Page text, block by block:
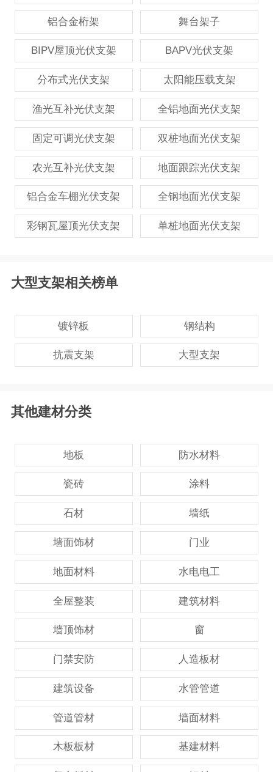
铝合金桁架 舞台架子
BIPV屋顶光伏支架 BAPV光伏支架
分布式光伏支架 太阳能压载支架
渔光互补光伏支架 全铝地面光伏支架
固定可调光伏支架 双桩地面光伏支架
农光互补光伏支架 地面跟踪光伏支架
铝合金车棚光伏支架 全钢地面光伏支架
彩钢瓦屋顶光伏支架 单桩地面光伏支架
大型支架相关榜单
镀锌板 钢结构
抗震支架 大型支架
其他建材分类
地板 防水材料
瓷砖 涂料
石材 墙纸
墙面饰材 门业
地面材料 水电电工
全屋整装 建筑材料
墙顶饰材 窗
门禁安防 人造板材
建筑设备 水管管道
管道管材 墙面材料
木板板材 基建材料